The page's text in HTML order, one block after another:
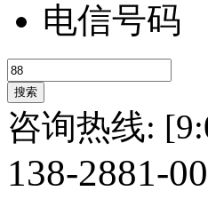
电信号码
咨询热线:
138-2881-